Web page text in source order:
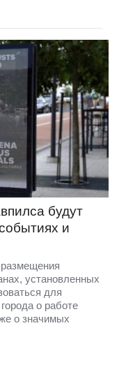
будут
и
установленных
для
о работе
о значимых